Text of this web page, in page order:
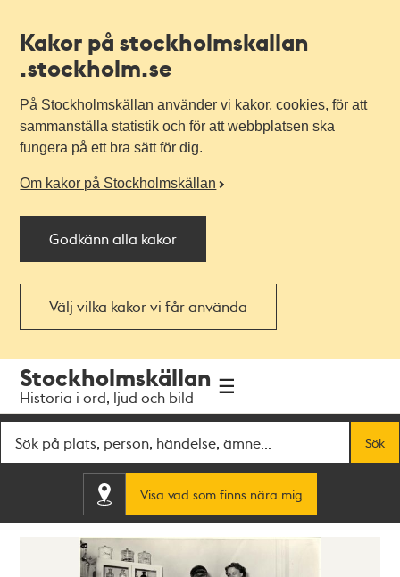
Kakor på stockholmskallan
.stockholm.se
På Stockholmskällan använder vi kakor, cookies, för att
sammanställa statistik och för att webbplatsen ska
fungera på ett bra sätt för dig.
Om kakor på Stockholmskällan
Godkänn alla kakor
Välj vilka kakor vi får använda
navigationen
huvudinnehållet
Stockholmskällan
Historia i ord, ljud och bild
Sök
Visa vad som finns nära mig